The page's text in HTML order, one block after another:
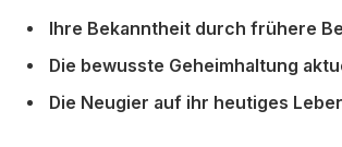
Ihre Bekanntheit durch frühere
Die bewusste Geheimhaltung
Die Neugier auf ihr heutiges